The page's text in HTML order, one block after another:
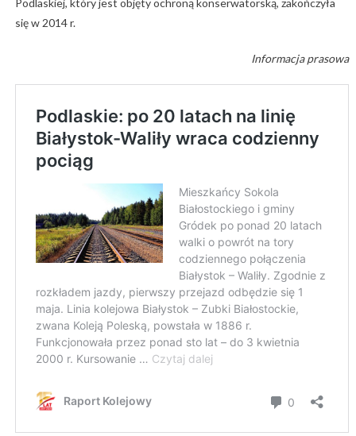
się w 2014 r.
Informacja prasowa